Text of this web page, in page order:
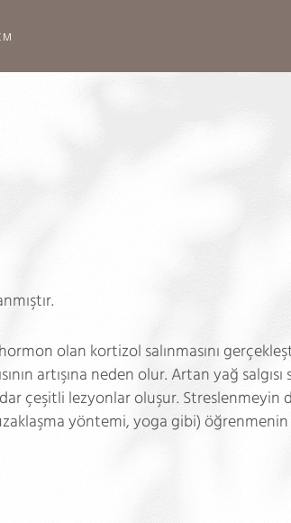
olan kortizol salınmasını
artışına neden olur. Artan yağ salgısı
çeşitli lezyonlar oluşur. Streslenmeyin
yöntemi, yoga gibi)